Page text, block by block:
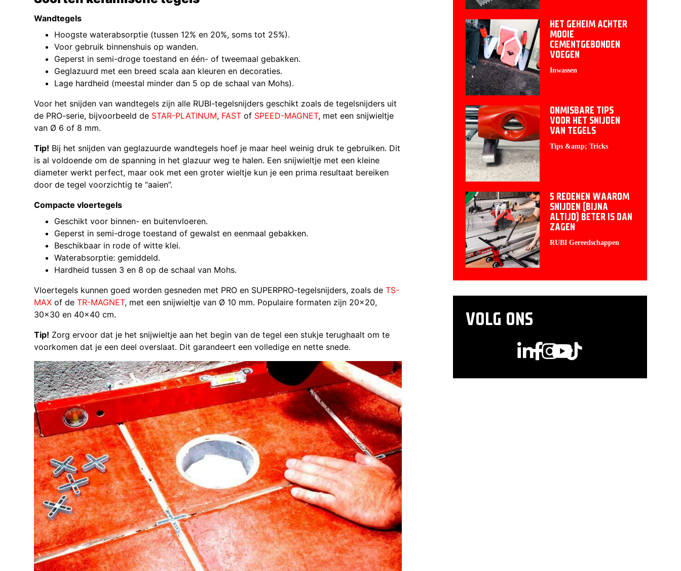
Wandtegels
Hoogste waterabsorptie (tussen 12% en 20%, soms tot 25%).
Voor gebruik binnenshuis op wanden.
Geperst in semi-droge toestand en één- of tweemaal gebakken.
Geglazuurd met een breed scala aan kleuren en decoraties.
Lage hardheid (meestal minder dan 5 op de schaal van Mohs).
Voor het snijden van wandtegels zijn alle RUBI-tegelsnijders geschikt zoals de tegelsnijders uit
de PRO-serie, bijvoorbeeld de STAR-PLATINUM, FAST of SPEED-MAGNET, met een snijwieltje
van Ø 6 of 8 mm.
Tip! Bij het snijden van geglazuurde wandtegels hoef je maar heel weinig druk te gebruiken. Dit
is al voldoende om de spanning in het glazuur weg te halen. Een snijwieltje met een kleine
diameter werkt perfect, maar ook met een groter wieltje kun je een prima resultaat bereiken
door de tegel voorzichtig te “aaien”.
Compacte vloertegels
Geschikt voor binnen- en buitenvloeren.
Geperst in semi-droge toestand of gewalst en eenmaal gebakken.
Beschikbaar in rode of witte klei.
Waterabsorptie: gemiddeld.
Hardheid tussen 3 en 8 op de schaal van Mohs.
Vloertegels kunnen goed worden gesneden met PRO en SUPERPRO-tegelsnijders, zoals de TS-
MAX of de TR-MAGNET, met een snijwieltje van Ø 10 mm. Populaire formaten zijn 20×20,
30×30 en 40×40 cm.
Tip! Zorg ervoor dat je het snijwieltje aan het begin van de tegel een stukje terughaalt om te
voorkomen dat je een deel overslaat. Dit garandeert een volledige en nette snede.
HET GEHEIM ACHTER
MOOIE
CEMENTGEBONDEN
VOEGEN
Inwassen
ONMISBARE TIPS
VOOR HET SNIJDEN
VAN TEGELS
Tips &amp; Tricks
5 REDENEN WAAROM
SNIJDEN (BIJNA
ALTIJD) BETER IS DAN
ZAGEN
RUBI Gereedschappen
VOLG ONS